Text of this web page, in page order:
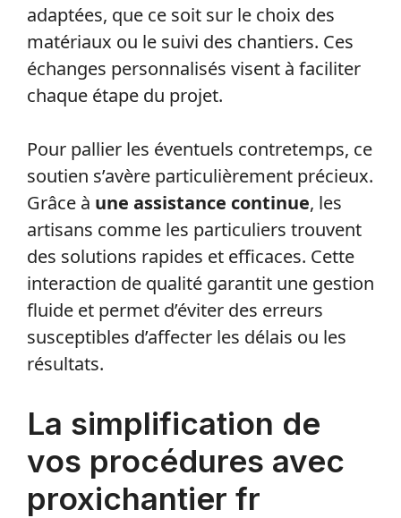
adaptées, que ce soit sur le choix des
matériaux ou le suivi des chantiers. Ces
échanges personnalisés visent à faciliter
chaque étape du projet.
Pour pallier les éventuels contretemps, ce
soutien s’avère particulièrement précieux.
Grâce à une assistance continue, les
artisans comme les particuliers trouvent
des solutions rapides et efficaces. Cette
interaction de qualité garantit une gestion
fluide et permet d’éviter des erreurs
susceptibles d’affecter les délais ou les
résultats.
La simplification de
vos procédures avec
proxichantier fr